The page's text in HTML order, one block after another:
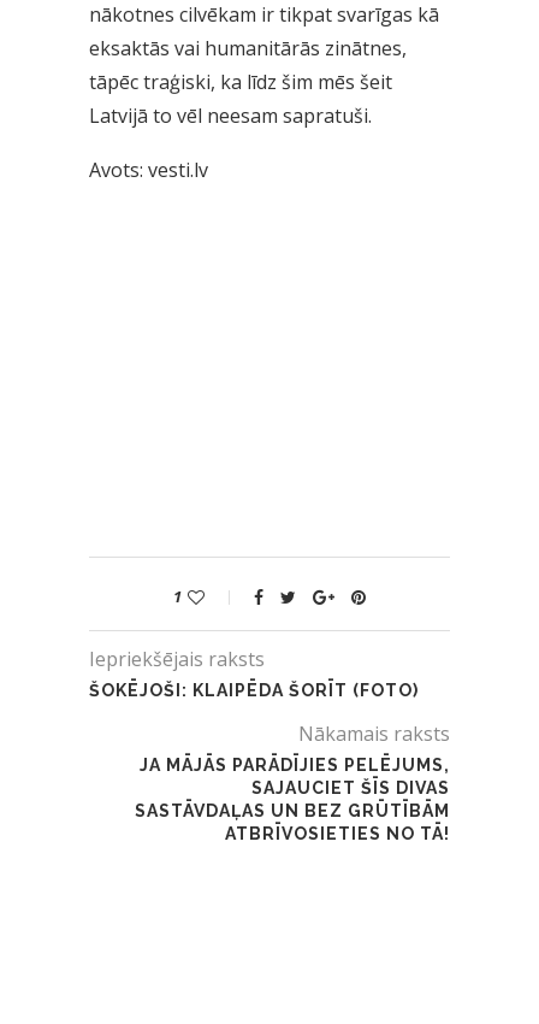
nākotnes cilvēkam ir tikpat svarīgas kā
eksaktās vai humanitārās zinātnes,
tāpēc traģiski, ka līdz šim mēs šeit
Latvijā to vēl neesam sapratuši.
Avots: vesti.lv
1
Iepriekšējais raksts
ŠOKĒJOŠI: KLAIPĒDA ŠORĪT (FOTO)
Nākamais raksts
JA MĀJĀS PARĀDĪJIES PELĒJUMS,
SAJAUCIET ŠĪS DIVAS
SASTĀVDAĻAS UN BEZ GRŪTĪBĀM
ATBRĪVOSIETIES NO TĀ!